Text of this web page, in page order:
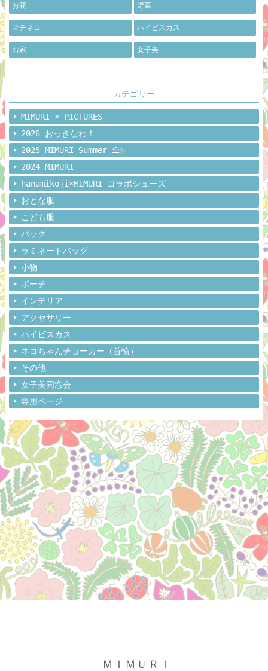
お花 野菜
マチネコ ハイビスカス
お家 女子美
カテゴリー
MIMURI × PICTURES
2026 おっきなわ！
2025 MIMURI Summer ⛱️✨
2024 MIMURI
hanamikoji×MIMURI コラボシューズ
おとな服
こども服
バッグ
ラミネートバッグ
小物
ポーチ
インテリア
アクセサリー
ハイビスカス
ネコちゃんチョーカー（首輪）
その他
女子美同窓会
専用ページ
ＭＩＭＵＲＩ